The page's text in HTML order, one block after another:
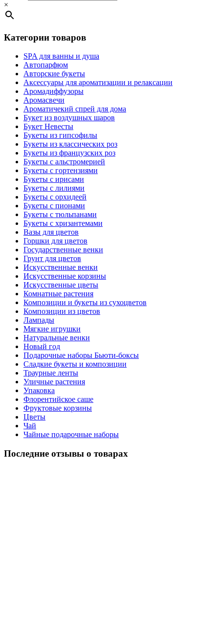
×
Категории товаров
SPA для ванны и душа
Автопарфюм
Авторские букеты
Аксессуары для ароматизации и релаксации
Аромадиффузоры
Аромасвечи
Ароматичекий спрей для дома
Букет из воздушных шаров
Букет Невесты
Букеты из гипсофилы
Букеты из классических роз
Букеты из французских роз
Букеты с альстромерией
Букеты с гортензиями
Букеты с ирисами
Букеты с лилиями
Букеты с орхидеей
Букеты с пионами
Букеты с тюльпанами
Букеты с хризантемами
Вазы для цветов
Горшки для цветов
Государственные венки
Грунт для цветов
Искусственные венки
Искусственные корзины
Искусственные цветы
Комнатные растения
Композиции и букеты из сухоцветов
Композиции из цветов
Лампады
Мягкие игрушки
Натуральные венки
Новый год
Подарочные наборы Бьюти-боксы
Сладкие букеты и композиции
Траурные ленты
Уличные растения
Упаковка
Флорентийское саше
Фруктовые корзины
Цветы
Чай
Чайные подарочные наборы
Последние отзывы о товарах